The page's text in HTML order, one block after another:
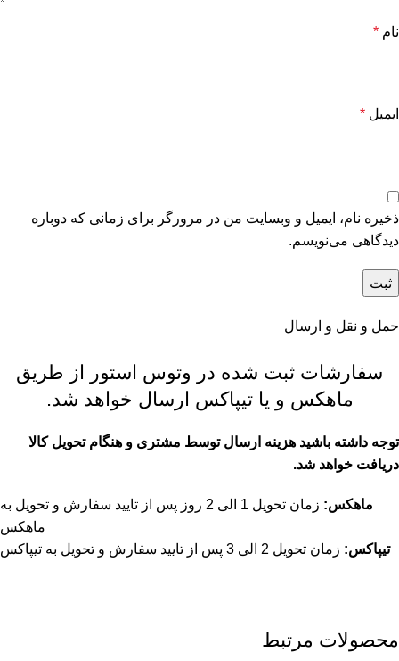
نام *
ایمیل *
ذخیره نام، ایمیل و وبسایت من در مرورگر برای زمانی که دوباره
دیدگاهی می‌نویسم.
حمل و نقل و ارسال
سفارشات ثبت شده در وتوس استور از طریق
ماهکس و یا تیپاکس ارسال خواهد شد.
توجه داشته باشید هزینه ارسال توسط مشتری و هنگام تحویل کالا
دریافت خواهد شد.
ماهکس:
زمان تحویل 1 الی 2 روز پس از تایید سفارش و تحویل به
ماهکس
تیپاکس: زمان تحویل 2 الی 3 پس از تایید سفارش و تحویل به تیپاکس
محصولات مرتبط